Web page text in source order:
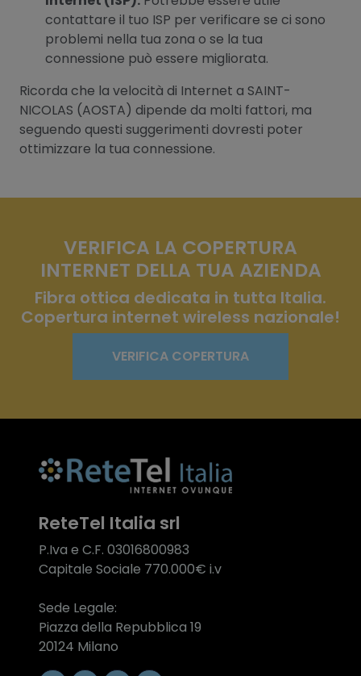
contattare il tuo ISP per verificare se ci sono
problemi nella tua zona o se la tua
connessione può essere migliorata.
Ricorda che la velocità di Internet a SAINT-
NICOLAS (AOSTA) dipende da molti fattori, ma
seguendo questi suggerimenti dovresti poter
ottimizzare la tua connessione.
VERIFICA LA COPERTURA
INTERNET DELLA TUA AZIENDA
Fibra ottica dedicata in tutta Italia.
Copertura internet wireless nazionale!
VERIFICA COPERTURA
ReteTel Italia srl
P.Iva e C.F. 03016800983
Capitale Sociale 770.000€ i.v
Sede Legale:
Piazza della Repubblica 19
20124 Milano